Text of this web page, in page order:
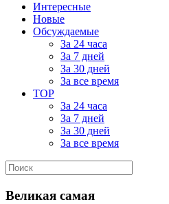
Интересные
Новые
Обсуждаемые
За 24 часа
За 7 дней
За 30 дней
За все время
TOP
За 24 часа
За 7 дней
За 30 дней
За все время
Великая самая